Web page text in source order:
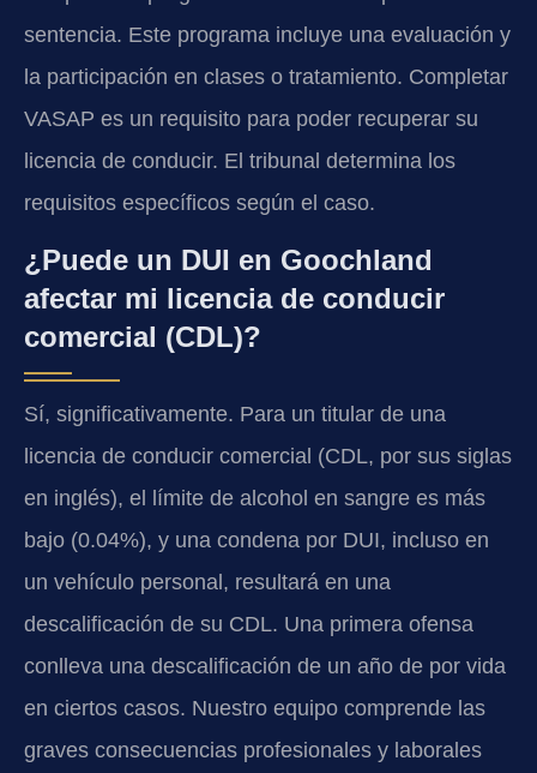
sentencia. Este programa incluye una evaluación y
la participación en clases o tratamiento. Completar
VASAP es un requisito para poder recuperar su
licencia de conducir. El tribunal determina los
requisitos específicos según el caso.
¿Puede un DUI en Goochland
afectar mi licencia de conducir
comercial (CDL)?
Sí, significativamente. Para un titular de una
licencia de conducir comercial (CDL, por sus siglas
en inglés), el límite de alcohol en sangre es más
bajo (0.04%), y una condena por DUI, incluso en
un vehículo personal, resultará en una
descalificación de su CDL. Una primera ofensa
conlleva una descalificación de un año de por vida
en ciertos casos. Nuestro equipo comprende las
graves consecuencias profesionales y laborales